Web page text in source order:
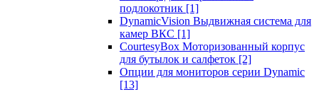
подлокотник [1]
DynamicVision Выдвижная система для
камер ВКС [1]
CourtesyBox Моторизованный корпус
для бутылок и салфеток [2]
Опции для мониторов серии Dynamic
[13]